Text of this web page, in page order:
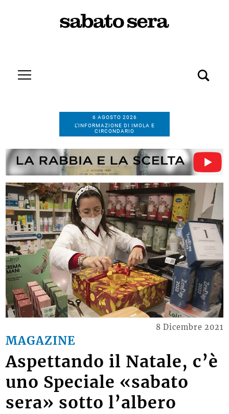
6 AGOSTO 2026
L’INFORMAZIONE DI IMOLA E
CIRCONDARIO
MAGAZINE
8 Dicembre 2021
Aspettando il Natale, c’è
uno Speciale «sabato
sera» sotto l’albero